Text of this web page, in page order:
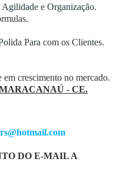
e Organização.
Para com os Clientes.
crescimento no mercado.
- CE.
DO E-MAIL A